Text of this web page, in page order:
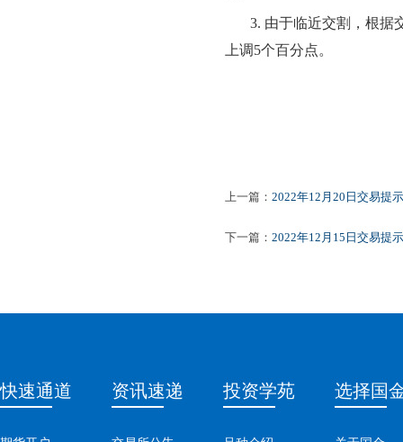
3. 由于临近交割，根据
上调5个百分点。
上一篇： 2022年12月20日交易提示
下一篇： 2022年12月15日交易提示
快速通道 资讯速递 投资学苑 选择国